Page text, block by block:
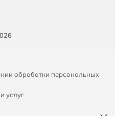
обработки персональных
услуг